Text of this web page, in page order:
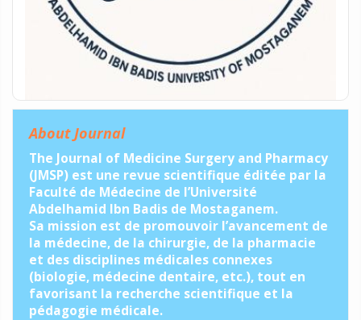
About Journal
The Journal of Medicine Surgery and Pharmacy
(JMSP) est une revue scientifique éditée par la
Faculté de Médecine de l’Université
Abdelhamid Ibn Badis de Mostaganem.
Sa mission est de promouvoir l’avancement de
la médecine, de la chirurgie, de la pharmacie
et des disciplines médicales connexes
(biologie, médecine dentaire, etc.), tout en
favorisant la recherche scientifique et la
pédagogie médicale.